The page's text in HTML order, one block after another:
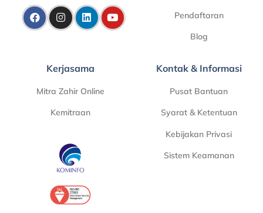
Pendaftaran
Blog
Kerjasama
Mitra Zahir Online
Kemitraan
Kontak & Informasi
Pusat Bantuan
Syarat & Ketentuan
Kebijakan Privasi
Sistem Keamanan